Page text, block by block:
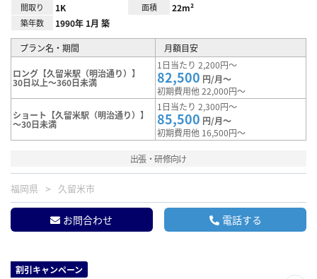
間取り 1K 面積 22m²
築年数 1990年 1月 築
プラン名・期間 月額目安
ロング【久留米駅（明治通り）】
30日以上～360日未満
1日当たり 2,200円～
82,500 円/月～
初期費用他 22,000円～
ショート【久留米駅（明治通り）】
～30日未満
1日当たり 2,300円～
85,500 円/月～
初期費用他 16,500円～
出張・研修向け
福岡県 久留米市
お問合わせ 電話する
割引キャンペーン